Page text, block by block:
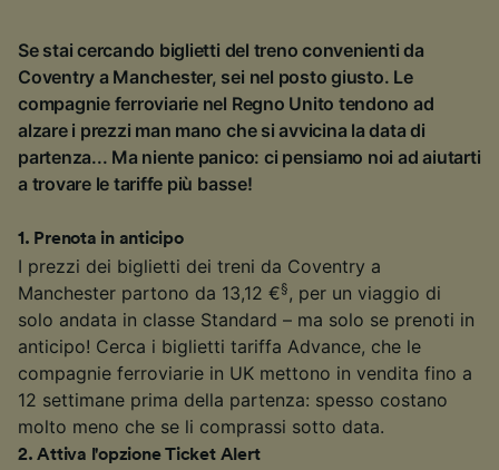
Se stai cercando biglietti del treno convenienti da
Coventry a Manchester, sei nel posto giusto. Le
compagnie ferroviarie nel Regno Unito tendono ad
alzare i prezzi man mano che si avvicina la data di
partenza... Ma niente panico: ci pensiamo noi ad aiutarti
a trovare le tariffe più basse!
1 . Prenota in anticipo
I prezzi dei biglietti dei treni da Coventry a
Manchester partono da 13,12 €§, per un viaggio di
solo andata in classe Standard – ma solo se prenoti in
anticipo! Cerca i biglietti tariffa Advance, che le
compagnie ferroviarie in UK mettono in vendita fino a
12 settimane prima della partenza: spesso costano
molto meno che se li comprassi sotto data.
2.Attiva l'opzione Ticket Alert